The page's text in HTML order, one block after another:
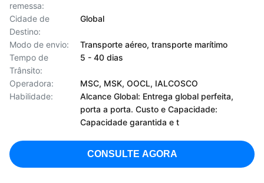
remessa:
Cidade de
Destino:
Global
Modo de envio:
Transporte aéreo, transporte marítimo
Tempo de
Trânsito:
5 - 40 dias
Operadora:
MSC, MSK, OOCL, IALCOSCO
Habilidade:
Alcance Global: Entrega global perfeita,
porta a porta. Custo e Capacidade:
Capacidade garantida e t
CONSULTE AGORA